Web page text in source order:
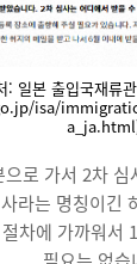
: 일본 출입국재류
isa/
으로 가서 2차 심
라는 명칭이긴
차에 가까워서